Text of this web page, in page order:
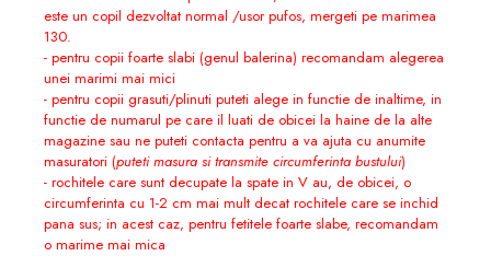
este un copil dezvoltat normal /usor pufos, mergeti pe marimea
130.
- pentru copii foarte slabi (genul balerina) recomandam alegerea
unei marimi mai mici
- pentru copii grasuti/plinuti puteti alege in functie de inaltime, in
functie de numarul pe care il luati de obicei la haine de la alte
magazine sau ne puteti contacta pentru a va ajuta cu anumite
masuratori (puteti masura si transmite circumferinta bustului)
- rochitele care sunt decupate la spate in V au, de obicei, o
circumferinta cu 1-2 cm mai mult decat rochitele care se inchid
pana sus; in acest caz, pentru fetitele foarte slabe, recomandam
o marime mai mica